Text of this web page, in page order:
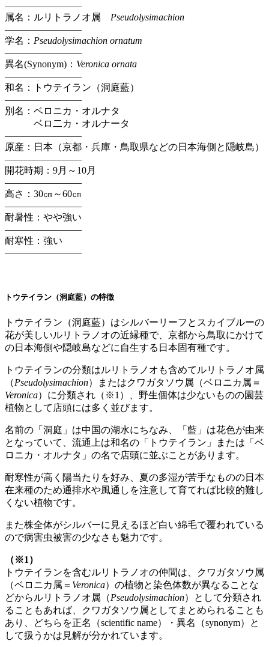
————————
属名：ルリトラノオ属 Pseudolysimachion
————————
学名： Pseudolysimachion ornatum
————————
異名(Synonym)： Veronica ornata
————————
和名：トウテイラン（洞庭藍）
————————
別名：ベロニカ・オルナタ
ベロ二カ・オルナータ
————————
原産：日本（京都・兵庫・鳥取県などの日本海側と隠岐島）
————————
開花時期：9月～10月
————————
高さ：30㎝～60㎝
————————
耐暑性：やや強い
————————
耐寒性：強い
————————
トウテイラン（洞庭藍）の特徴
トウテイラン（洞庭藍）はシルバーリーフとスカイブルーの
花が美しいルリトラノオの近縁種で、京都から鳥取にかけて
の日本海側や隠岐島などに自生する日本固有種です。
トウテイランの分類はルリトラノオも含めてルリトラノオ属
（Pseudolysimachion）またはクワガタソウ属（ベロニカ属＝
Veronica）に分類され（※1）、野生個体は少ないものの園芸
植物として店頭には多く並びます。
名前の「洞庭」は中国の湖水にちなみ、「藍」は花色が由来
となっていて、流通上は和名の「トウテイラン」または「ベ
ロニカ・オルナタ」の名で店頭に並ぶことがあります。
耐寒性が高く陽当たりを好み、夏の多湿が苦手なものの日本
在来種のため通排水や風通しを注意して育てれば比較的難し
くない植物です。
また株全体がシルバーに見えるほど白い綿毛で覆われている
ので病害虫被害の少なさも魅力です。
（※1）
トウテイランを含むルリトラノオの仲間は、クワガタソウ属
（ベロニカ属＝ Veronica）の植物と染色体数が異なることな
どからルリトラノオ属（Pseudolysimachion）として分類され
ることもあれば、クワガタソウ属としてまとめられることも
あり、どちらを正名（scientific name）・異名（synonym）と
して扱うかは見解が分かれています。